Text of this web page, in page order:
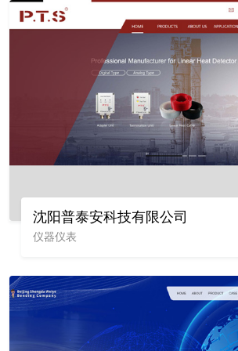
沈阳普泰安科技有限公司
仪器仪表